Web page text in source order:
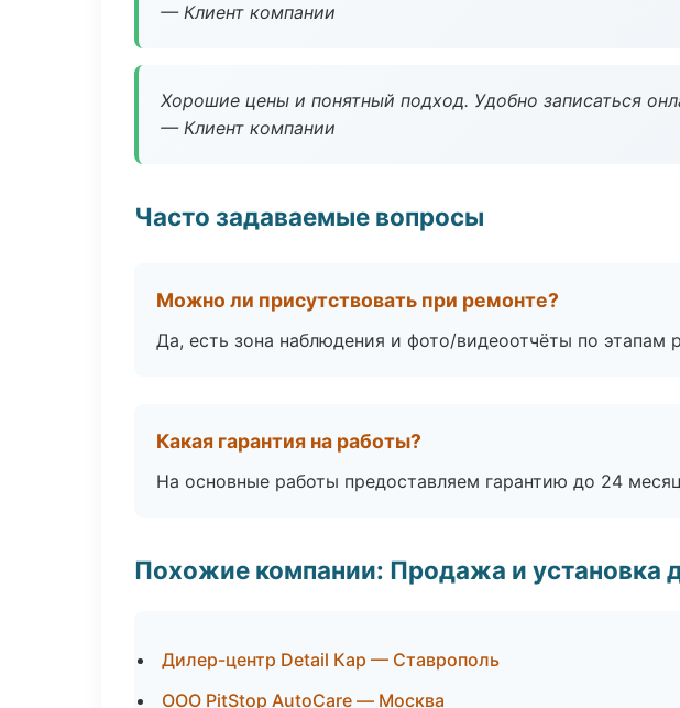
— Клиент компании
Хорошие цены и понятный подход. Удобно записаться
— Клиент компании
Часто задаваемые вопросы
Можно ли присутствовать при ремонте?
Да, есть зона наблюдения и фото/видеоотчёты по этапам
Какая гарантия на работы?
На основные работы предоставляем гарантию до 24
Похожие компании: Продажа и установка
Дилер-центр Detail Кар — Ставрополь
ООО PitStop AutoCare — Москва